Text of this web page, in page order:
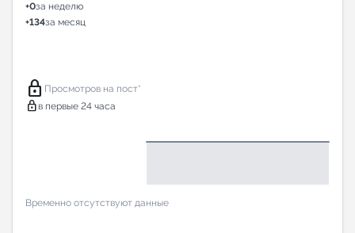
+0за неделю
+134за месяц
lock Просмотров на пост*
lock в первые 24 часа
Временно отсутствуют данные